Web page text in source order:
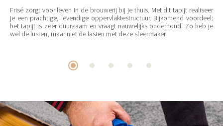
Frisé zorgt voor leven in de brouwerij bij je thuis. Met dit tapijt realiseer
je een prachtige, levendige oppervlaktestructuur. Bijkomend voordeel:
het tapijt is zeer duurzaam en vraagt nauwelijks onderhoud. Zo heb je
wel de lusten, maar niet de lasten met deze sfeermaker.